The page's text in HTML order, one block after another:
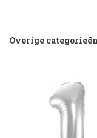
Overige